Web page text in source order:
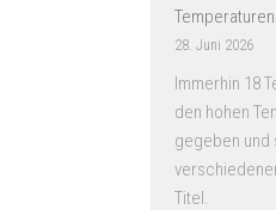
28. Juni 2026
Immerhin 18
den hohen
gegeben und
Titel.